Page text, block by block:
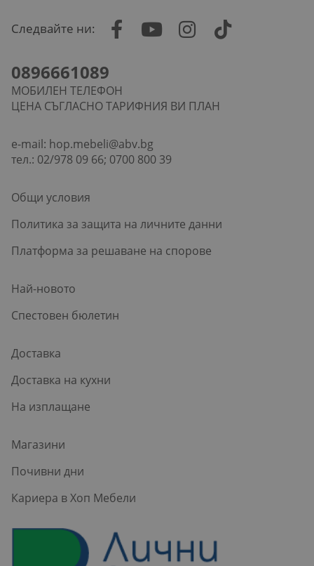
Следвайте ни:
0896661089
МОБИЛЕН ТЕЛЕФОН
ЦЕНА СЪГЛАСНО ТАРИФНИЯ ВИ ПЛАН
e-mail: hop.mebeli@abv.bg
тел.: 02/978 09 66; 0700 800 39
Общи условия
Политика за защита на личните данни
Платформа за решаване на спорове
Най-новото
Спестовен бюлетин
Доставка
Доставка на кухни
На изплащане
Магазини
Почивни дни
Кариера в Хоп Мебели